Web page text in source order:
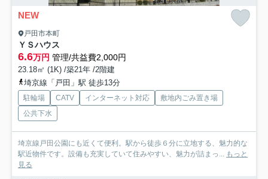
NEW
戸田市本町
ＹＳハウス
6.6万円 管理/共益費2,000円
23.18㎡ (1K) /築21年 /2階建
埼京線「戸田」駅 徒歩13分
駐輪場 CATV インターネット対応
敷地内ごみ置き場
公共下水
埼京線戸田公園にも近くて便利。駅から徒歩６分に立地する、魅力的な
駅近物件です。設備も充実していて住みやすい、魅力が詰まっ... もっと
見る